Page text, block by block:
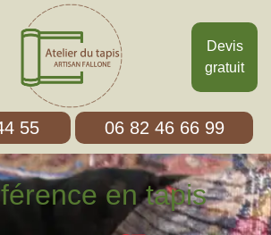
Devis
gratuit
55 06 82 46 66 99
en tapis